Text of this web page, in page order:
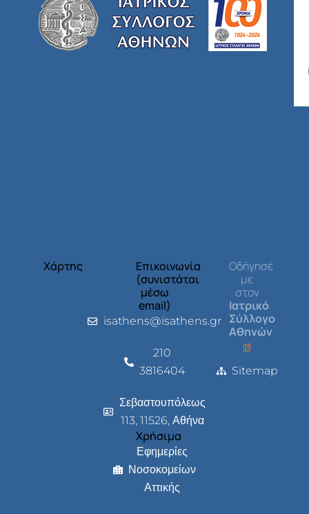
Χάρτης
Επικοινωνία
(συνιστάται
μέσω
email)
isathens@isathens.gr
210
3816404
Σεβαστουπόλεως
113, 11526, Αθήνα
Χρήσιμα
Εφημερίες
Νοσοκομείων
Αττικής
Οδήγησέ
με
στον
Ιατρικό
Σύλλογο
Αθηνών
Sitemap